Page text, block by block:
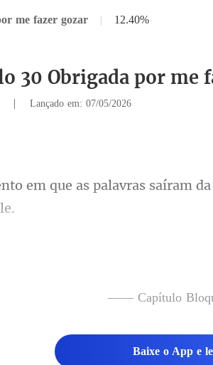
me fazer gozar | 12.40%
30 Obrigada por me
| Lançado em: 07/05/2026
s saíram
—— Capítulo
Baixe o App e